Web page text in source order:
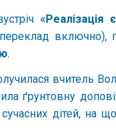
«Реалізація
.
вчитель
ґрунтовну
дітей, на